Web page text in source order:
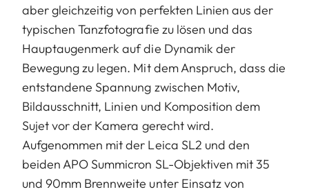
aber gleichzeitig von perfekten Linien aus der
typischen Tanzfotografie zu lösen und das
Hauptaugenmerk auf die Dynamik der
Bewegung zu legen. Mit dem Anspruch, dass die
entstandene Spannung zwischen Motiv,
Bildausschnitt, Linien und Komposition dem
Sujet vor der Kamera gerecht wird.
Aufgenommen mit der Leica SL2 und den
beiden APO Summicron SL-Objektiven mit 35
und 90mm Brennweite unter Einsatz von